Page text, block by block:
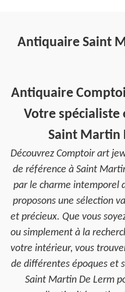
Antiquaire Saint
Antiquaire
Votre spécialiste
Saint Martin
Découvrez Comptoir art
de référence à Saint
par le charme intemporel
proposons une sélection
et précieux. Que vous
ou simplement à la
votre intérieur, vous
de différentes époques et
Saint Martin De Lerm